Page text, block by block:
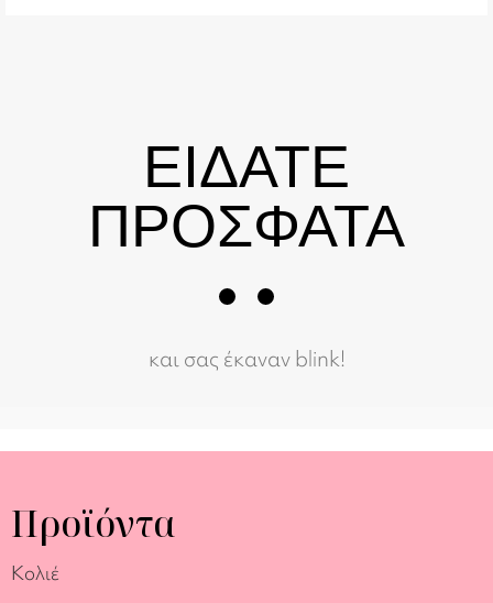
ΕΙΔΑΤΕ
ΠΡΟΣΦΑΤΑ
και σας έκαναν blink!
Προϊόντα
Κολιέ